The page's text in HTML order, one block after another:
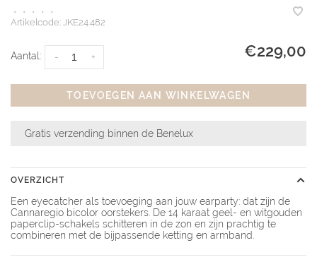
• • • •
•
Artikelcode: JKE24.482
Aantal: +
- €229,00
TOEVOEGEN AAN WINKELWAGEN
Gratis verzending binnen de Benelux
OVERZICHT
Een eyecatcher als toevoeging aan jouw earparty: dat zijn de
Cannaregio bicolor oorstekers. De 14 karaat geel- en witgouden
paperclip-schakels schitteren in de zon en zijn prachtig te
combineren met de bijpassende ketting en armband.